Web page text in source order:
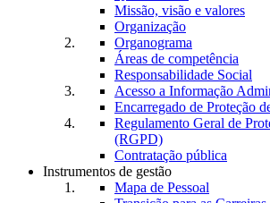
Missão, visão e valores
Organização
Organograma
Áreas de competência
Responsabilidade Social
Acesso a Informação
Encarregado de Proteção
Regulamento Geral de
(RGPD)
Contratação pública
Instrumentos de gestão
Mapa de Pessoal